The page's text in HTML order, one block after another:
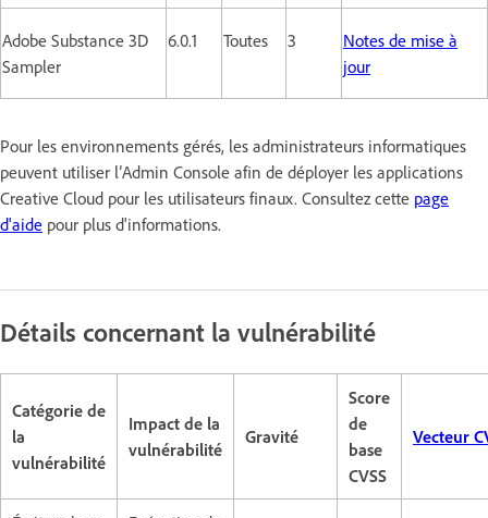
Adobe Substance 3D
Sampler
6.0.1 Toutes 3
Notes de mise à
jour
Pour les environnements gérés, les administrateurs informatiques
peuvent utiliser l’Admin Console afin de déployer les applications
Creative Cloud pour les utilisateurs finaux. Consultez cette page
d'aide pour plus d'informations.
Détails concernant la vulnérabilité
Catégorie de
la
vulnérabilité
Impact de la
vulnérabilité
Gravité
Score
de
base
CVSS
Vecteur